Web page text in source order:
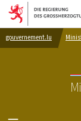
gouvernement.lu